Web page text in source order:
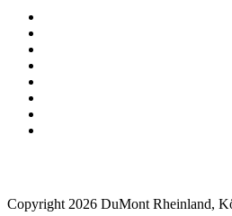
Copyright 2026 DuMont Rheinland,